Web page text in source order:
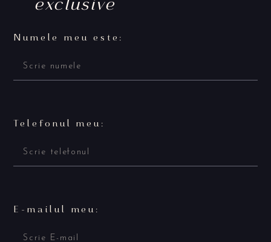
Numele meu este:
Telefonul meu:
E-mailul meu: